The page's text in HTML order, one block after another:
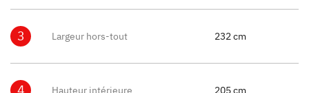
3 Largeur hors-tout 232 cm
Hauteur intérieure 205 cm